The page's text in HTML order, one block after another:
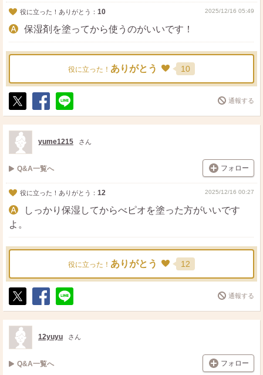
役に立った！ありがとう： 10 2025/12/16 05:49
保湿剤を塗ってから使うのがいいです！
役に立った！ ありがとう 10
ポ
ス
ト
シ
ェ
送
る
通報する
yume1215 さん
Q&A一覧へ フォロー
役に立った！ありがとう： 12 2025/12/16 00:27
しっかり保湿してからべピオを塗った方がいいです
よ。
役に立った！ ありがとう 12
ポ
ス
ト
シ
ェ
送
る
通報する
12yuyu さん
Q&A一覧へ フォロー